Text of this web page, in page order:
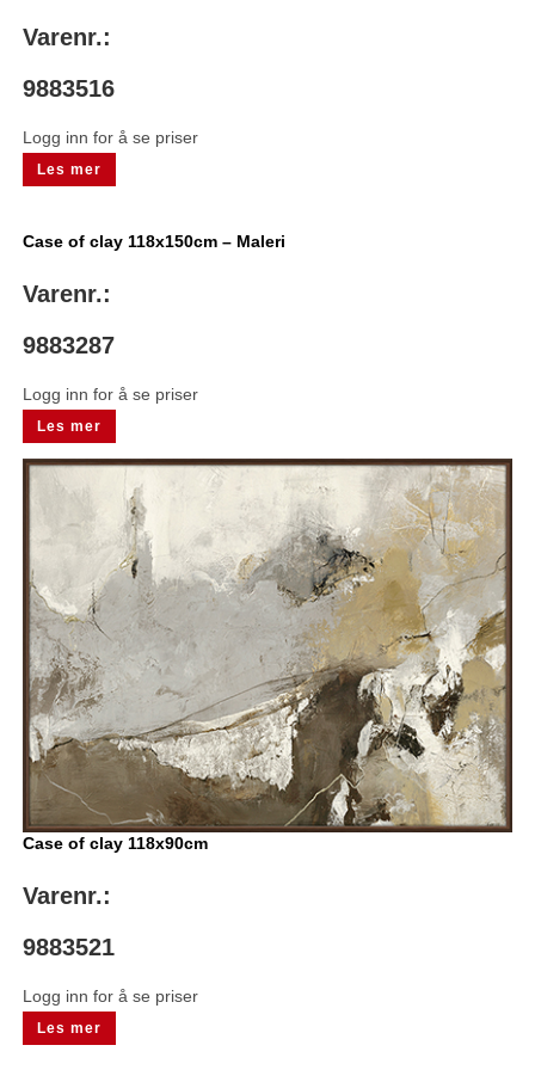
Varenr.:
9883516
Logg inn for å se priser
Les mer
Case of clay 118x150cm – Maleri
Varenr.:
9883287
Logg inn for å se priser
Les mer
Case of clay 118x90cm
Varenr.:
9883521
Logg inn for å se priser
Les mer